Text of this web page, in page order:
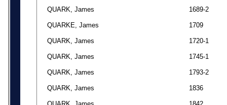
QUARK, James 1689-2
QUARKE, James 1709
QUARK, James 1720-1
QUARK, James 1745-1
QUARK, James 1793-2
QUARK, James 1836